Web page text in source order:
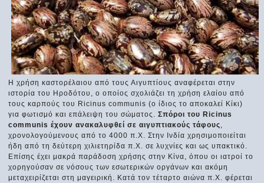
Η χρήση καστορέλαιου από τους Αιγυπτίους αναφέρεται στην
ιστορία του Ηροδότου, ο οποίος σχολιάζει τη χρήση ελαίου από
τους καρπούς του Ricinus communis (ο ίδιος το αποκαλεί Κίκι)
για φωτισμό και επάλειψη του σώματος.Σπόροι του Ricinus
communis έχουν ανακαλυφθεί σε αιγυπτιακούς τάφους
χρονολογούμενους από το 4000 π.Χ. Στην Ινδία χρησιμοποιείται
ήδη από τη δεύτερη χιλιετηρίδα π.Χ. σε λυχνίες και ως υπακτικό.
Επίσης έχει μακρά παράδοση χρήσης στην Κίνα, όπου οι ιατροί το
χορηγούσαν σε νόσους των εσωτερικών οργάνων και ακόμη
μεταχειρίζεται στη μαγειρική. Κατά τον τέταρτο αιώνα π.Χ. φέρεται